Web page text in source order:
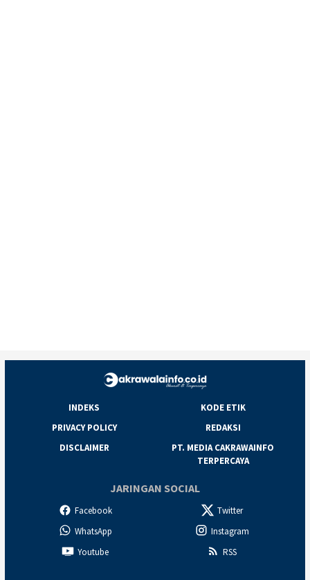
INDEKS
KODE ETIK
PRIVACY POLICY
REDAKSI
DISCLAIMER
PT. MEDIA CAKRAWAINFO
TERPERCAYA
JARINGAN SOCIAL
Facebook
Twitter
WhatsApp
Instagram
Youtube
RSS